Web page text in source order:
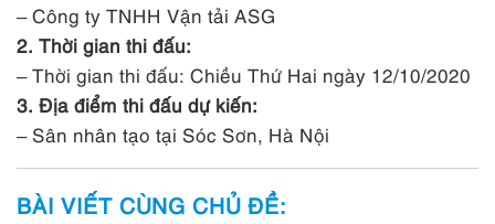
– Công ty TNHH Vận tải ASG
2. Thời gian thi đấu:
– Thời gian thi đấu: Chiều Thứ Hai ngày 12/10/2020
3. Địa điểm thi đấu dự kiến:
– Sân nhân tạo tại Sóc Sơn, Hà Nội
BÀI VIẾT CÙNG CHỦ ĐỀ: